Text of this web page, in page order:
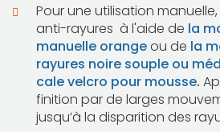
Pour une utilisation
anti-rayures à l'aide de la
manuelle orangeou de la
rayures noire souple ou
cale velcro pour mousse.
finition par de larges
jusqu’à la disparition des